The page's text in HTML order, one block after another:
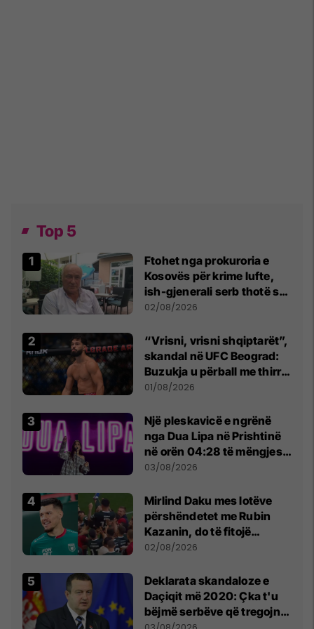
Top 5
Ftohet nga prokuroria e
Kosovës për krime lufte,
ish-gjenerali serb thotë se
dikush e tradhtoi në
02/08/2026
“Vrisni, vrisni shqiptarët”,
skandal në UFC Beograd:
Buzukja u përball me thirrje
anti-shqiptare nga
01/08/2026
Një pleskavicë e ngrënë
nga Dua Lipa në Prishtinë
në orën 04:28 të mëngjesit
- dhe bota digjitale serbe
03/08/2026
Mirlind Daku mes lotëve
përshëndetet me Rubin
Kazanin, do të fitojë
miliona te Spartak Moska
02/08/2026
​Deklarata skandaloze e
Daçiqit më 2020: Çka t'u
bëjmë serbëve që tregojnë